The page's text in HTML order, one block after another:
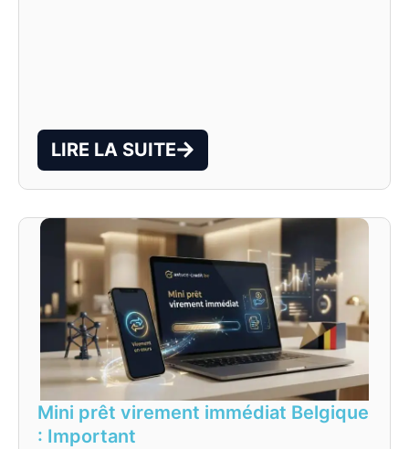
LIRE LA SUITE
Mini prêt virement immédiat Belgique
: Important